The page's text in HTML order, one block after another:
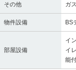
その他 ガ
物件設備 BS
部屋設備
イ
イ
能